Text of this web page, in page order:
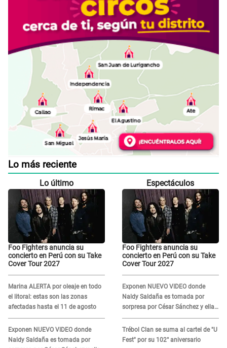
Lo más reciente
Lo último
Foo Fighters anuncia su
concierto en Perú con su Take
Cover Tour 2027
Marina ALERTA por oleaje en todo
el litoral: estas son las zonas
afectadas hasta el 11 de agosto
Exponen NUEVO VIDEO donde
Naldy Saldaña es tomada por
Espectáculos
Foo Fighters anuncia su
concierto en Perú con su Take
Cover Tour 2027
Exponen NUEVO VIDEO donde
Naldy Saldaña es tomada por
sorpresa por César Sánchez y ella
evidencia su REACCIÓN: Le agarró
la mano
Trébol Clan se suma al cartel de "U
Fest" por su 102° aniversario